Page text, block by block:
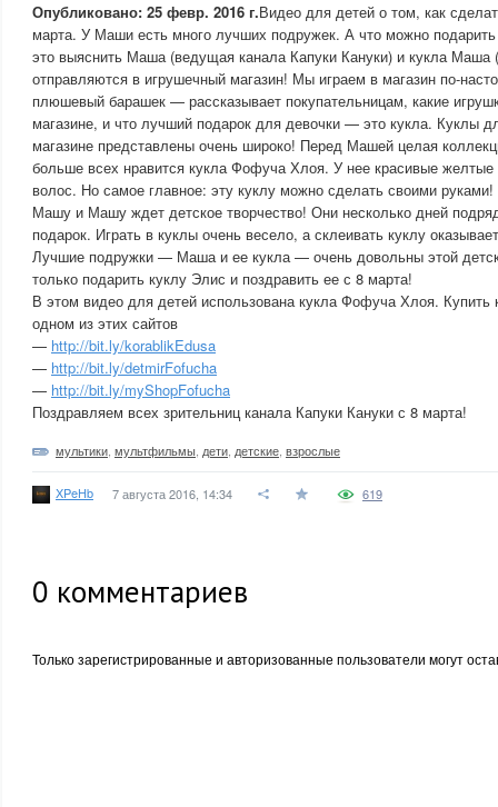
Опубликовано: 25 февр. 2016 г.Видео для детей о том, как
марта. У Маши есть много лучших подружек. А что можно
это выяснить Маша (ведущая канала Капуки Кануки) и кукла Маша
отправляются в игрушечный магазин! Мы играем в магазин по-
плюшевый барашек — рассказывает покупательницам, какие
магазине, и что лучший подарок для девочки — это кукла. Куклы
магазине представлены очень широко! Перед Машей целая
больше всех нравится кукла Фофуча Хлоя. У нее красивые
волос. Но самое главное: эту куклу можно сделать своими руками!
Машу и Машу ждет детское творчество! Они несколько дней
подарок. Играть в куклы очень весело, а склеивать куклу
Лучшие подружки — Маша и ее кукла — очень довольны этой
только подарить куклу Элис и поздравить ее с 8 марта!
В этом видео для детей использована кукла Фофуча Хлоя.
одном из этих сайтов
— http://bit.ly/korablikEdusa
— http://bit.ly/detmirFofucha
— http://bit.ly/myShopFofucha
Поздравляем всех зрительниц канала Капуки Кануки с 8 марта!
мультики мультфильмы дети детские взрослые
XPeHb 7 августа 2016, 14:34 619
0 комментариев
Только зарегистрированные и авторизованные пользователи могут